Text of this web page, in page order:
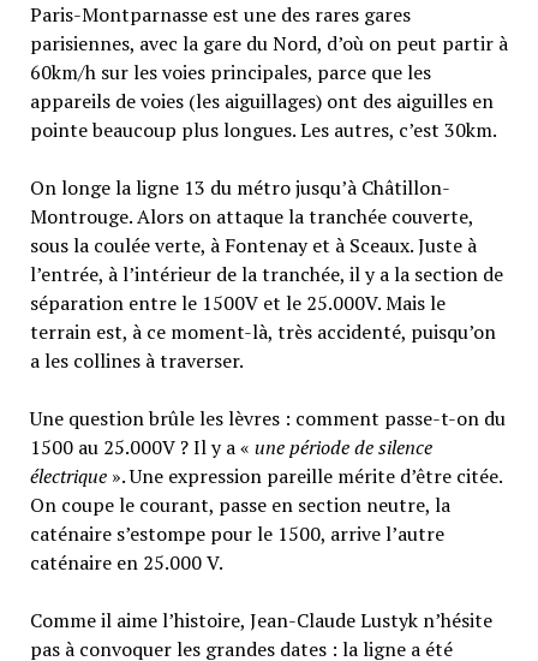
Paris-Montparnasse est une des rares gares
parisiennes, avec la gare du Nord, d’où on peut partir à
60km/h sur les voies principales, parce que les
appareils de voies (les aiguillages) ont des aiguilles en
pointe beaucoup plus longues. Les autres, c’est 30km.
On longe la ligne 13 du métro jusqu’à Châtillon-
Montrouge. Alors on attaque la tranchée couverte,
sous la coulée verte, à Fontenay et à Sceaux. Juste à
l’entrée, à l’intérieur de la tranchée, il y a la section de
séparation entre le 1500V et le 25.000V. Mais le
terrain est, à ce moment-là, très accidenté, puisqu’on
a les collines à traverser.
Une question brûle les lèvres : comment passe-t-on du
1500 au 25.000V ? Il y a « une période de silence
électrique». Une expression pareille mérite d’être citée.
On coupe le courant, passe en section neutre, la
caténaire s’estompe pour le 1500, arrive l’autre
caténaire en 25.000 V.
Comme il aime l’histoire, Jean-Claude Lustyk n’hésite
pas à convoquer les grandes dates : la ligne a été